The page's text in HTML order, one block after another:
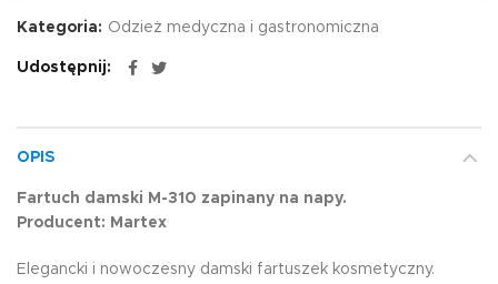
Kategoria: Odzież medyczna i gastronomiczna
Udostępnij
OPIS
Fartuch damski M-310 zapinany na napy.
Producent: Martex
Elegancki i nowoczesny damski fartuszek kosmetyczny.